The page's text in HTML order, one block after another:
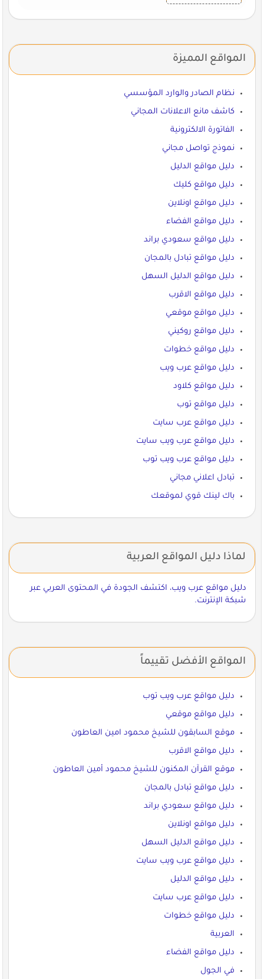
المواقع المميزة
نظام الصادر والوارد المؤسسي
كاشف مانع الاعلانات المجاني
الفاتورة الالكترونية
نموذج تواصل مجاني
دليل مواقع الدليل
دليل مواقع كليك
دليل مواقع اونلاين
دليل مواقع الفضاء
دليل مواقع سعودي براند
دليل مواقع تبادل بالمجان
دليل مواقع الدليل السهل
دليل مواقع الاقرب
دليل مواقع موقعي
دليل مواقع روكيني
دليل مواقع خطوات
دليل مواقع عرب ويب
دليل مواقع كلاود
دليل مواقع توب
دليل مواقع عرب سايت
دليل مواقع عرب ويب سايت
دليل مواقع عرب ويب توب
تبادل اعلاني مجاني
باك لينك قوي لموقعك
لماذا دليل المواقع العربية
دليل مواقع عرب ويب، اكتشف الجودة في المحتوى العربي عبر
شبكة الإنترنت.
المواقع الأفضل تقييماً
دليل مواقع عرب ويب توب
دليل مواقع موقعي
موقع السابقون للشيخ محمود امين العاطون
دليل مواقع الاقرب
موقع القرآن المكنون للشيخ محمود أمين العاطون
دليل مواقع تبادل بالمجان
دليل مواقع سعودي براند
دليل مواقع اونلاين
دليل مواقع الدليل السهل
دليل مواقع عرب ويب سايت
دليل مواقع الدليل
دليل مواقع عرب سايت
دليل مواقع خطوات
العربية
دليل مواقع الفضاء
في الجول